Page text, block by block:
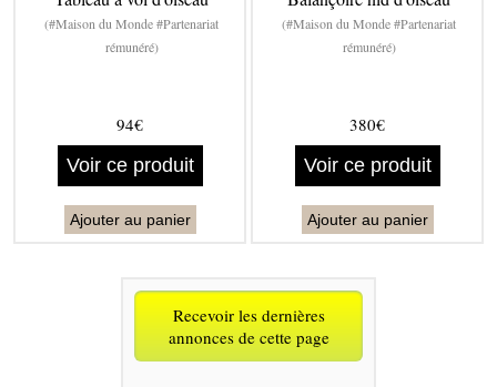
(#Maison du Monde #Partenariat
rémunéré)
94€
Voir ce produit
Ajouter au panier
(#Maison du Monde #Partenariat
rémunéré)
380€
Voir ce produit
Ajouter au panier
Recevoir les dernières
annonces de cette page